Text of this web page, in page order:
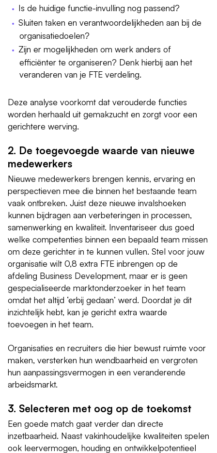
Is de huidige functie-invulling nog passend?
Sluiten taken en verantwoordelijkheden aan bij de
organisatiedoelen?
Zijn er mogelijkheden om werk anders of
efficiënter te organiseren? Denk hierbij aan het
veranderen van je FTE verdeling.
Deze analyse voorkomt dat verouderde functies
worden herhaald uit gemakzucht en zorgt voor een
gerichtere werving.
2. De toegevoegde waarde van nieuwe
medewerkers
Nieuwe medewerkers brengen kennis, ervaring en
perspectieven mee die binnen het bestaande team
vaak ontbreken. Juist deze nieuwe invalshoeken
kunnen bijdragen aan verbeteringen in processen,
samenwerking en kwaliteit. Inventariseer dus goed
welke competenties binnen een bepaald team missen
om deze gerichter in te kunnen vullen. Stel voor jouw
organisatie wilt 0,8 extra FTE inbrengen op de
afdeling Business Development, maar er is geen
gespecialiseerde marktonderzoeker in het team
omdat het altijd ‘erbij gedaan’ werd. Doordat je dit
inzichtelijk hebt, kan je gericht extra waarde
toevoegen in het team.
Organisaties en recruiters die hier bewust ruimte voor
maken, versterken hun wendbaarheid en vergroten
hun aanpassingsvermogen in een veranderende
arbeidsmarkt.
3. Selecteren met oog op de toekomst
Een goede match gaat verder dan directe
inzetbaarheid. Naast vakinhoudelijke kwaliteiten spelen
ook leervermogen, houding en ontwikkelpotentieel